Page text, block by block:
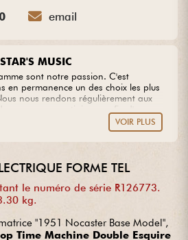
MUSIC
sont notre passion. C'est
en permanence un des choix les plus
nous rendons régulièrement aux
marques prestigieuses afin d'y
pièces de bois disponibles, à partir
nos propres modèles. Vous rêvez
? Confiez-nous votre projet en
VOIR PLUS
email
FORME TEL
le numéro de série R126773.
kg.
"1951 Nocaster Base Model",
Time Machine Double Esquire